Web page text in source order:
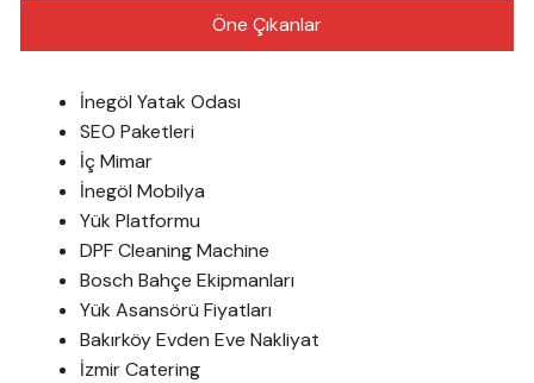
Öne Çıkanlar
İnegöl Yatak Odası
SEO Paketleri
İç Mimar
İnegöl Mobilya
Yük Platformu
DPF Cleaning Machine
Bosch Bahçe Ekipmanları
Yük Asansörü Fiyatları
Bakırköy Evden Eve Nakliyat
İzmir Catering